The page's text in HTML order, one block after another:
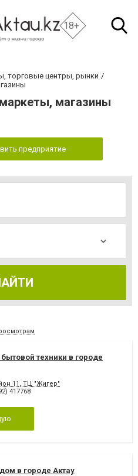
18+
торговые центры, рынки
магазины
предприятие
техники в городе
11, ТЦ "Жигер"
417768
в городе Актау